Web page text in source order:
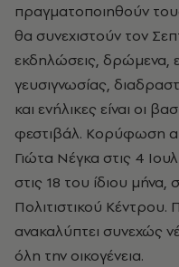
πραγματοποιηθούν
θα συνεχιστούν τον
εκδηλώσεις, δρώμενα,
γευσιγνωσίας,
και ενήλικες είναι οι
φεστιβάλ. Κορύφωση
Γιώτα Νέγκα στις 4
στις 18 του ίδιου
Πολιτιστικού
ανακαλύπτει συνεχώς
όλη την οικογένεια.